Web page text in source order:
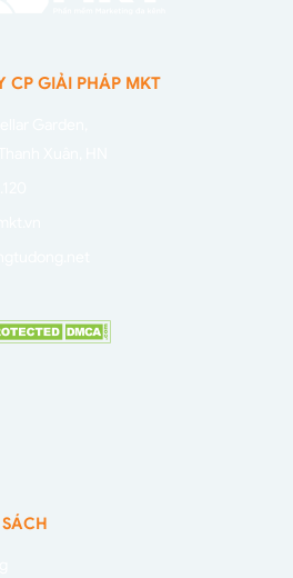
CP GIẢI PHÁP MKT